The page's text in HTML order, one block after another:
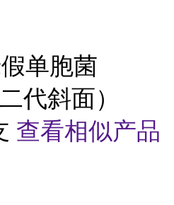
单胞菌
代斜面）
查看相似产品